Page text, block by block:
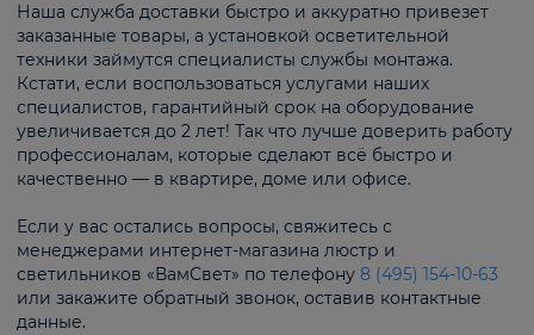
Наша служба доставки быстро и аккуратно привезет
заказанные товары, а установкой осветительной
техники займутся специалисты службы монтажа.
Кстати, если воспользоваться услугами наших
специалистов, гарантийный срок на оборудование
увеличивается до 2 лет! Так что лучше доверить работу
профессионалам, которые сделают всё быстро и
качественно — в квартире, доме или офисе.
Если у вас остались вопросы, свяжитесь с
менеджерами интернет-магазина люстр и
светильников «ВамСвет» по телефону 8 (495) 154-10-63
или закажите обратный звонок, оставив контактные
данные.